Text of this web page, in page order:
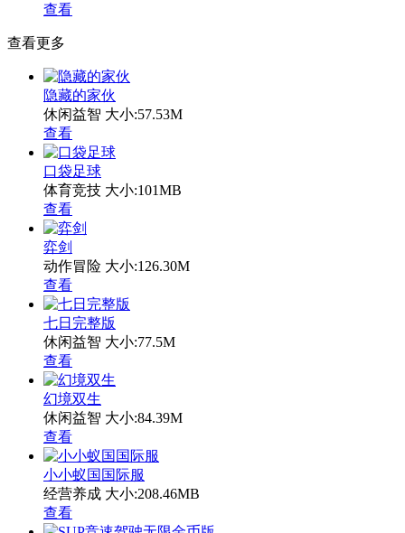
查看
查看更多
隐藏的家伙
休闲益智 大小:57.53M
查看
口袋足球
体育竞技 大小:101MB
查看
弈剑
动作冒险 大小:126.30M
查看
七日完整版
休闲益智 大小:77.5M
查看
幻境双生
休闲益智 大小:84.39M
查看
小小蚁国国际服
经营养成 大小:208.46MB
查看